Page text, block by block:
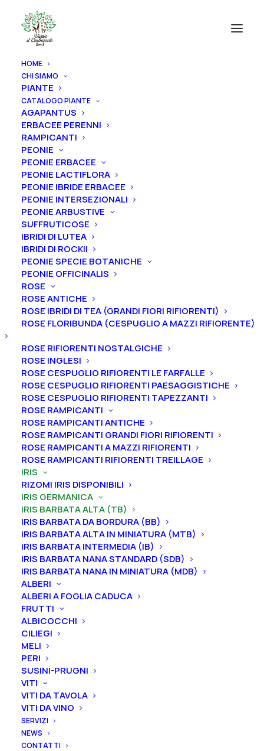
HOME
CHI SIAMO
PIANTE
CATALOGO PIANTE
AGAPANTUS
ERBACEE PERENNI
RAMPICANTI
PEONIE
PEONIE ERBACEE
PEONIE LACTIFLORA
PEONIE IBRIDE ERBACEE
PEONIE INTERSEZIONALI
PEONIE ARBUSTIVE
SUFFRUTICOSE
IBRIDI DI LUTEA
IBRIDI DI ROCKII
PEONIE SPECIE BOTANICHE
PEONIE OFFICINALIS
ROSE
ROSE ANTICHE
ROSE IBRIDI DI TEA (GRANDI FIORI RIFIORENTI)
ROSE FLORIBUNDA (CESPUGLIO A MAZZI RIFIORENTE)
ROSE RIFIORENTI NOSTALGICHE
ROSE INGLESI
ROSE CESPUGLIO RIFIORENTI LE FARFALLE
ROSE CESPUGLIO RIFIORENTI PAESAGGISTICHE
ROSE CESPUGLIO RIFIORENTI TAPEZZANTI
ROSE RAMPICANTI
ROSE RAMPICANTI ANTICHE
ROSE RAMPICANTI GRANDI FIORI RIFIORENTI
ROSE RAMPICANTI A MAZZI RIFIORENTI
ROSE RAMPICANTI RIFIORENTI TREILLAGE
IRIS
RIZOMI IRIS DISPONIBILI
IRIS GERMANICA
IRIS BARBATA ALTA (TB)
IRIS BARBATA DA BORDURA (BB)
IRIS BARBATA ALTA IN MINIATURA (MTB)
IRIS BARBATA INTERMEDIA (IB)
IRIS BARBATA NANA STANDARD (SDB)
IRIS BARBATA NANA IN MINIATURA (MDB)
ALBERI
ALBERI A FOGLIA CADUCA
FRUTTI
ALBICOCCHI
CILIEGI
MELI
PERI
SUSINI-PRUGNI
VITI
VITI DA TAVOLA
VITI DA VINO
SERVIZI
NEWS
CONTATTI
Home Iris Iris germanica
Iris barbata alta (TB)
Iris germanica “Pale Sunlight”
Iris germanica “Pale
Sunlight”
From10,00€
L’iris germanica “Pale Sunlight ” ha vessilli giallo pallido,
ali bianchi, fascia giallo chiaro sfumata, barbe
bianche, molto arricciati, profumo pronunciato.
Altezza 99 cm.Fioritura da intermedia a tardiva.
Iris in vasosono disponibili in
mentre irizomidi Irissonodisponibili solo nel
periodo che vada luglio a settembre.
Formato
Iris
germanica
"Pale
Sunlight"
quantità
Ordina subito questo prodotto!
Puoi acquistare ora questo prodotto contattandoci e
indicando la dimensione del vaso desiderata e la
quantità